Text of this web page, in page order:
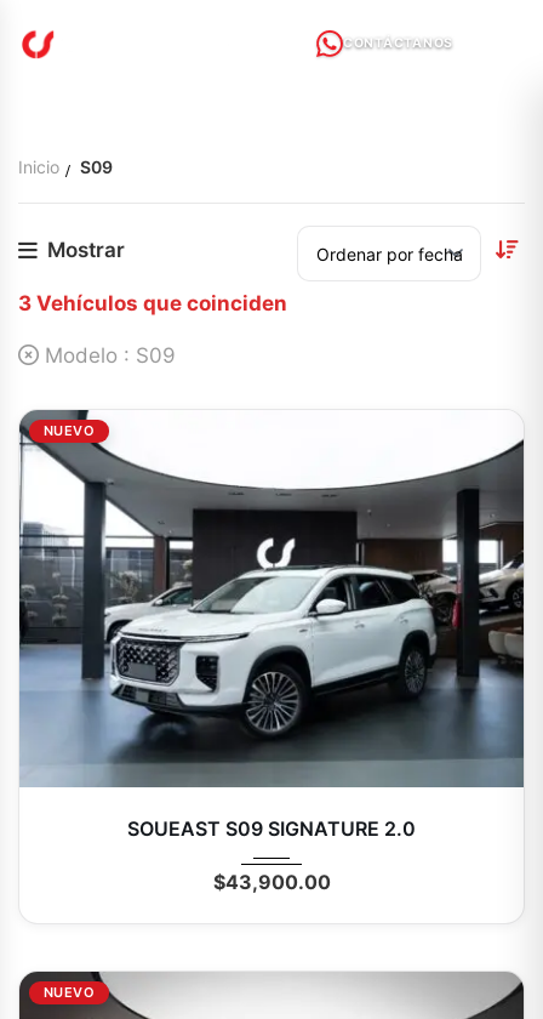
CONTÁCTANOS
Inicio S09
Mostrar
3 Vehículos que coinciden
Modelo : S09
NUEVO
SOUEAST S09 SIGNATURE 2.0
$43,900.00
NUEVO